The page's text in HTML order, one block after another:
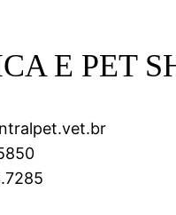
E PET